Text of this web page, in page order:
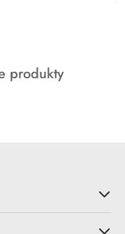
produkty